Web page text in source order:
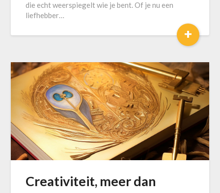
die echt weerspiegelt wie je bent. Of je nu een
liefhebber…
+
Creativiteit, meer dan